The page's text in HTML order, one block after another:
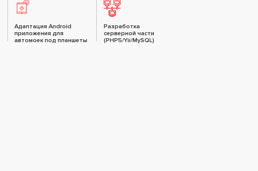
Адаптация Android
приложения для
автомоек под планшеты
Разработка
серверной части
(PHP5/Yii/MySQL)